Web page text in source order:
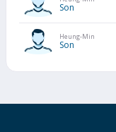
Son
Heung-Min
Son